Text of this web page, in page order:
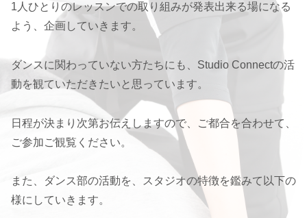
1人ひとりのレッスンでの取り組みが発表出来る場になる
よう、企画していきます。
ダンスに関わっていない方たちにも、Studio Connectの活
動を観ていただきたいと思っています。
日程が決まり次第お伝えしますので、ご都合を合わせて、
ご参加ご観覧ください。
また、ダンス部の活動を、スタジオの特徴を鑑みて以下の
様にしていきます。